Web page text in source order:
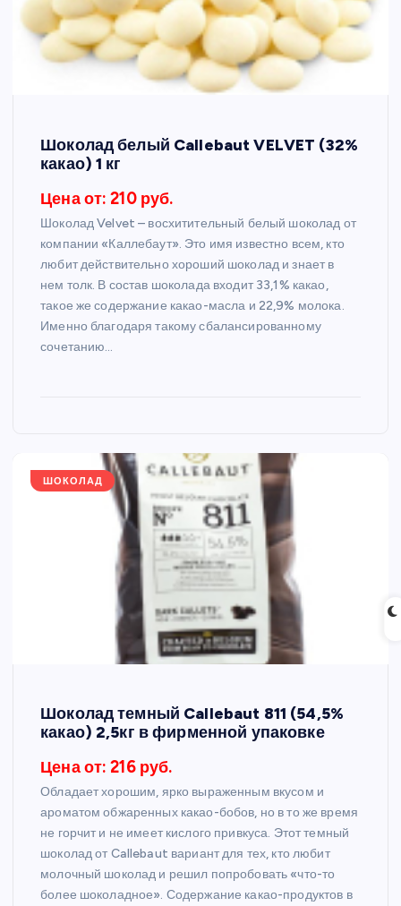
Шоколад белый Callebaut VELVET (32%
какао) 1 кг
Цена от: 210 руб.
Шоколад Velvet – восхитительный белый шоколад от
компании «Каллебаут». Это имя известно всем, кто
любит действительно хороший шоколад и знает в
нем толк. В состав шоколада входит 33,1% какао,
такое же содержание какао-масла и 22,9% молока.
Именно благодаря такому сбалансированному
сочетанию…
ШОКОЛАД
Шоколад темный Callebaut 811 (54,5%
какао) 2,5кг в фирменной упаковке
Цена от: 216 руб.
Обладает хорошим, ярко выраженным вкусом и
ароматом обжаренных какао-бобов, но в то же время
не горчит и не имеет кислого привкуса. Этот темный
шоколад от Callebaut вариант для тех, кто любит
молочный шоколад и решил попробовать «что-то
более шоколадное». Содержание какао-продуктов в